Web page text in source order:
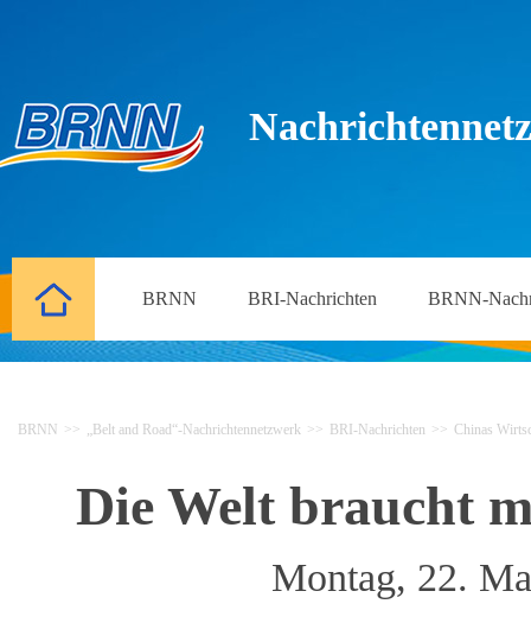
BRNN BRI-Nachrichten BRNN-
BRNN >> „Belt and Road“-Nachrichtennetzwerk >> BRI-Nachrichten >> Chinas
Die Welt braucht
Montag, 22.